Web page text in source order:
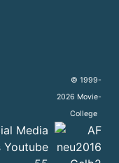
© 1999-
2026 Movie-
College